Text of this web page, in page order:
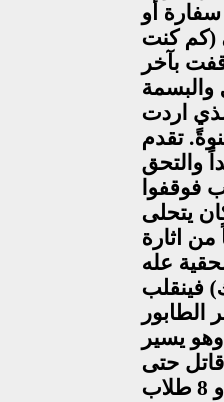
أو
(كم كنت
بآخر
والبسمة
اردت
تقدم
والتحق
فوقفوا
يتحلى
اثارة
عله
فينقلب
يسير
حتى
لم يبقى لي سوى 7 أو 8 طلاب